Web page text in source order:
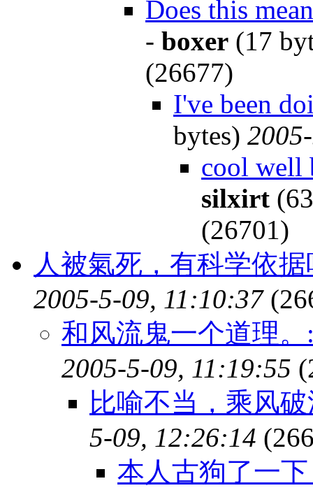
Does this
- boxer (17
(26677)
I've been
bytes)
cool well
silxirt
(26701)
人被氣死，有科学依
2005-5-09, 11:10:37
和风流鬼一个道理
2005-5-09, 11:19:55
比喻不当，乘风
5-09, 12:26:14
本人古狗了一